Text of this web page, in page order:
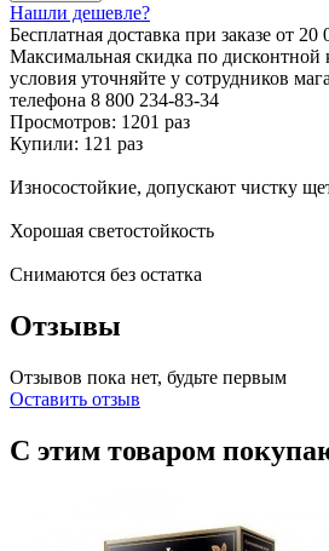
Нашли дешевле?
Бесплатная доставка при заказе от 20
Максимальная скидка по дисконтной
условия уточняйте у сотрудников
телефона 8 800 234-83-34
Просмотров: 1201 раз
Купили: 121 раз
Износостойкие, допускают чистку
Хорошая светостойкость
Снимаются без остатка
Отзывы
Отзывов пока нет, будьте первым
Оставить отзыв
С этим товаром